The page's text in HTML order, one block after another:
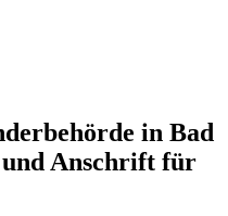
in Bad
und Anschrift für